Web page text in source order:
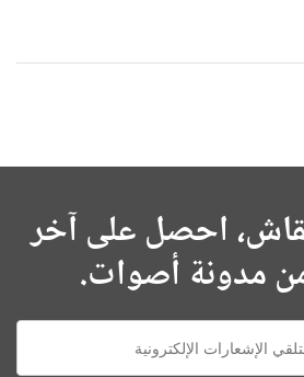
احصل على آخر
مدونة أصوات.